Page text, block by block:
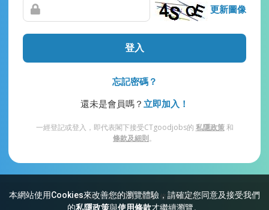
本網站使用Cookies來改善您的瀏覽體驗，請確定您同意及接受我們
的私隱政策與使用條款才繼續瀏覽。
更新圖像
登入
忘記密碼？
還未是會員嗎？ 立即加入！
一經登記或登入，即代表閣下接受CTgoodjobs的 私隱政策和
條款及細則。
網站索引 常見問題 私隱 條款及細則